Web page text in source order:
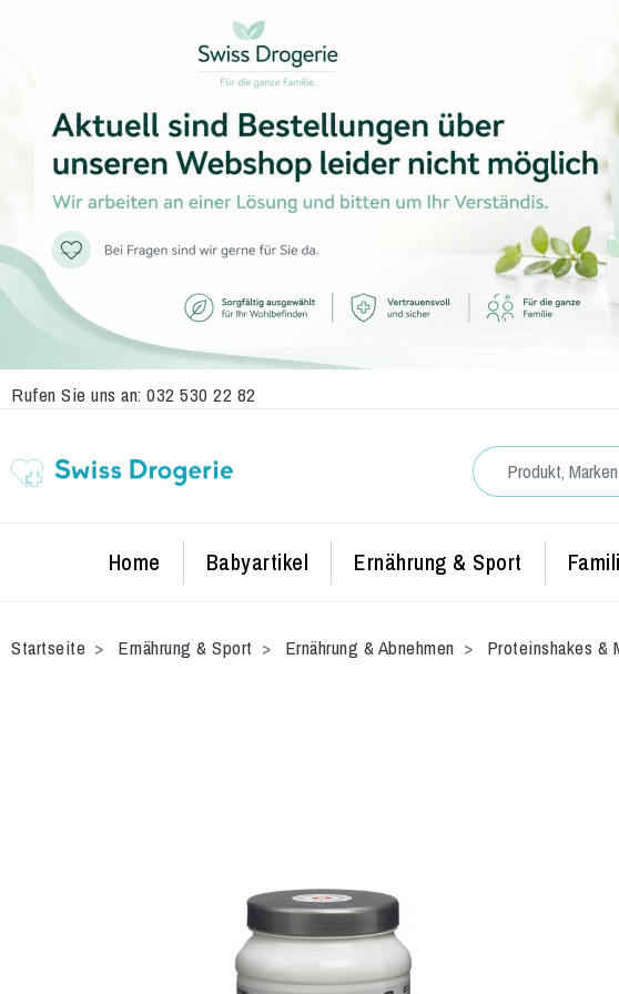
Rufen Sie uns an: 032 530 22 82
Home Babyartikel Ernährung & Sport
Startseite Ernährung & Sport Ernährung & Abnehmen Proteinshakes &